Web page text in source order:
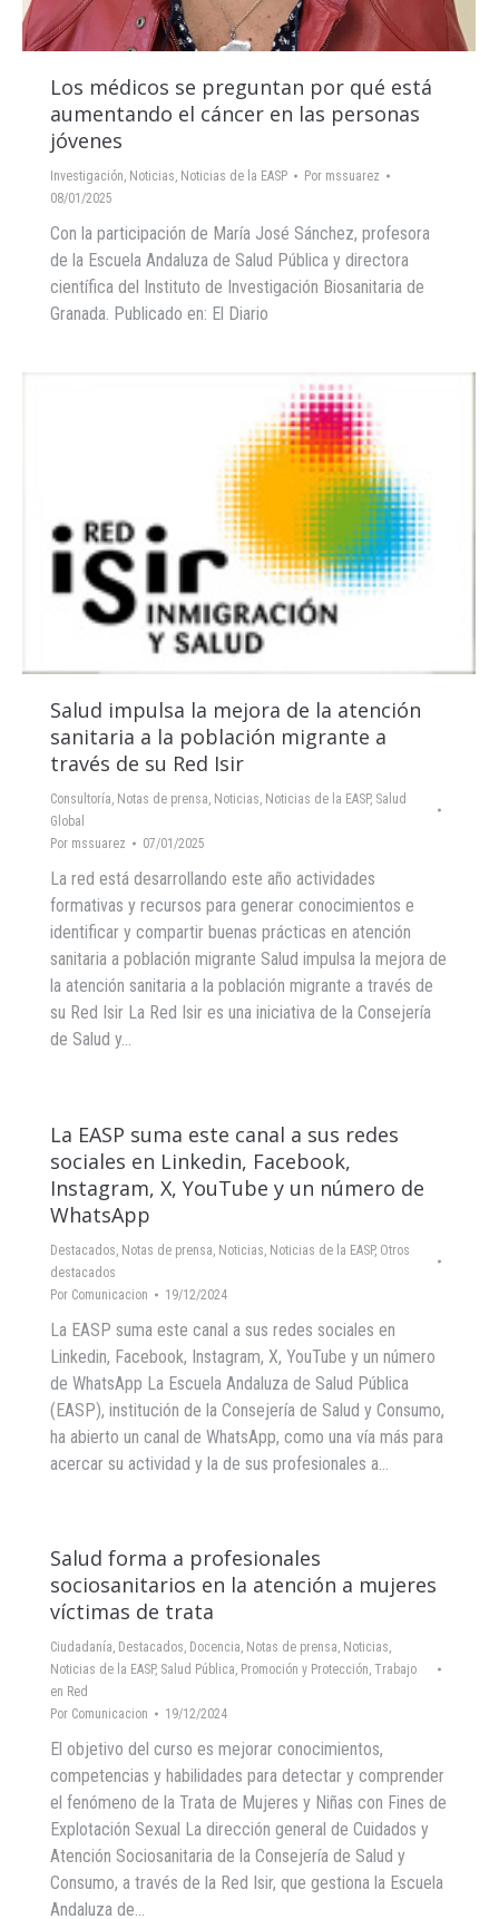
Los médicos se preguntan por qué está
aumentando el cáncer en las personas
jóvenes
Investigación, Noticias, Noticias de la EASP Por mssuarez
08/01/2025
Con la participación de María José Sánchez, profesora
de la Escuela Andaluza de Salud Pública y directora
científica del Instituto de Investigación Biosanitaria de
Granada. Publicado en: El Diario
Salud impulsa la mejora de la atención
sanitaria a la población migrante a
través de su Red Isir
Consultoría, Notas de prensa, Noticias, Noticias de la EASP, Salud
Global
Por mssuarez 07/01/2025
La red está desarrollando este año actividades
formativas y recursos para generar conocimientos e
identificar y compartir buenas prácticas en atención
sanitaria a población migrante Salud impulsa la mejora de
la atención sanitaria a la población migrante a través de
su Red Isir La Red Isir es una iniciativa de la Consejería
de Salud y…
La EASP suma este canal a sus redes
sociales en Linkedin, Facebook,
Instagram, X, YouTube y un número de
WhatsApp
Destacados, Notas de prensa, Noticias, Noticias de la EASP, Otros
destacados
Por Comunicacion 19/12/2024
La EASP suma este canal a sus redes sociales en
Linkedin, Facebook, Instagram, X, YouTube y un número
de WhatsApp La Escuela Andaluza de Salud Pública
(EASP), institución de la Consejería de Salud y Consumo,
ha abierto un canal de WhatsApp, como una vía más para
acercar su actividad y la de sus profesionales a…
Salud forma a profesionales
sociosanitarios en la atención a mujeres
víctimas de trata
Ciudadanía, Destacados, Docencia, Notas de prensa, Noticias,
Noticias de la EASP, Salud Pública, Promoción y Protección, Trabajo
en Red
Por Comunicacion 19/12/2024
El objetivo del curso es mejorar conocimientos,
competencias y habilidades para detectar y comprender
el fenómeno de la Trata de Mujeres y Niñas con Fines de
Explotación Sexual La dirección general de Cuidados y
Atención Sociosanitaria de la Consejería de Salud y
Consumo, a través de la Red Isir, que gestiona la Escuela
Andaluza de…